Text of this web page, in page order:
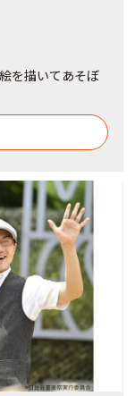
を描いてあそぼ